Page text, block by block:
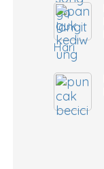
Hari